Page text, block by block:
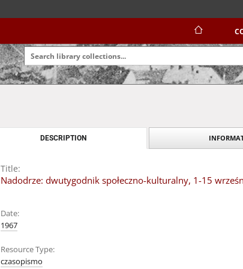
DESCRIPTION
Title:
Nadodrze: dwutygodnik społeczno-kulturalny, 1-15
Date:
1967
Resource Type:
czasopismo